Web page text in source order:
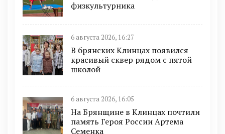
физкультурника
6 августа 2026, 16:27
В брянских Клинцах появился
красивый сквер рядом с пятой
школой
6 августа 2026, 16:05
На Брянщине в Клинцах почтили
память Героя России Артема
Семенка